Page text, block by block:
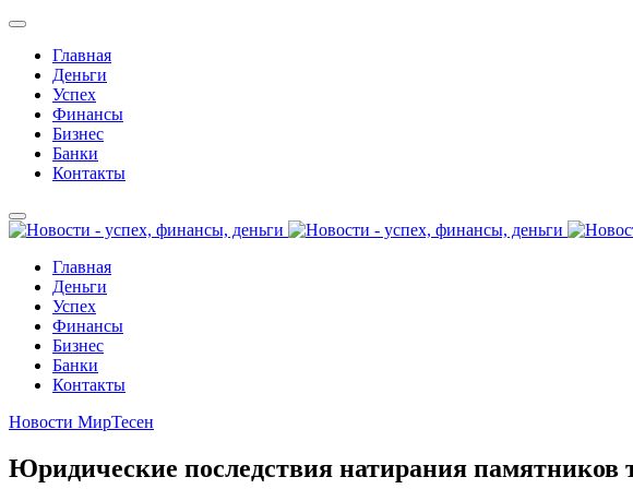
Главная
Деньги
Успех
Финансы
Бизнес
Банки
Контакты
Главная
Деньги
Успех
Финансы
Бизнес
Банки
Контакты
Новости МирТесен
Юридические последствия натирания